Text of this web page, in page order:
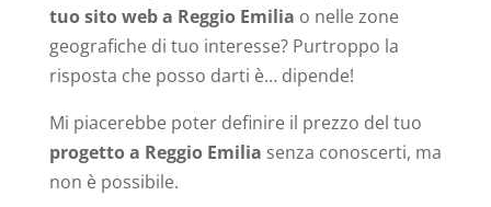
tuo sito web a Reggio Emilia o nelle zone
geografiche di tuo interesse? Purtroppo la
risposta che posso darti è… dipende!
Mi piacerebbe poter definire il prezzo del tuo
progetto a Reggio Emilia senza conoscerti, ma
non è possibile.